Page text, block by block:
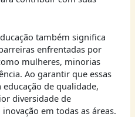
também significa
enfrentadas por
mulheres, minorias
Ao garantir que essas
de qualidade,
diversidade de
em todas as áreas.